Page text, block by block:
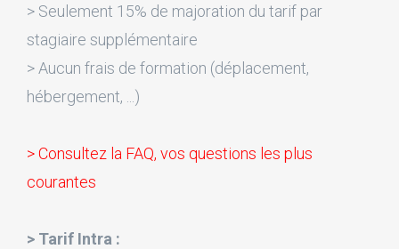
> Seulement 15% de majoration du tarif par
stagiaire supplémentaire
> Aucun frais de formation (déplacement,
hébergement, ...)
> Consultez la FAQ, vos questions les plus
courantes
> Tarif Intra :